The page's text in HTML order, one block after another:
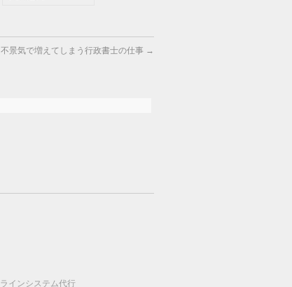
不景気で増えてしまう行政書士の仕事 →
インシステム代行